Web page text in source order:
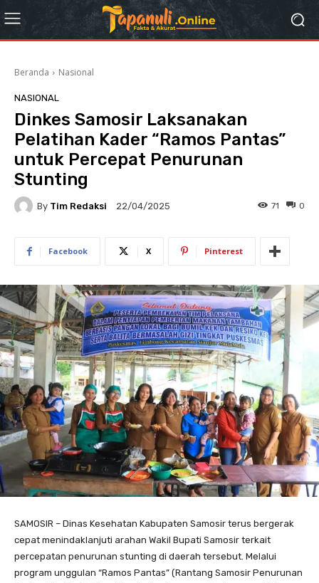
Beranda Nasional
NASIONAL
Dinkes Samosir Laksanakan
Pelatihan Kader “Ramos Pantas”
untuk Percepat Penurunan
Stunting
By Tim Redaksi 22/04/2025 0
71
Facebook X Pinterest
SAMOSIR – Dinas Kesehatan Kabupaten Samosir terus bergerak
cepat menindaklanjuti arahan Wakil Bupati Samosir terkait
percepatan penurunan stunting di daerah tersebut. Melalui
program unggulan “Ramos Pantas” (Rantang Samosir Penurunan